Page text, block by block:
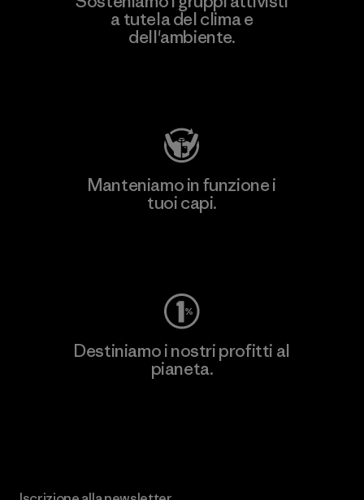
a tutela del clima e
dell'ambiente.
Manteniamo in funzione i
tuoi capi.
Destiniamo i nostri profitti al
pianeta.